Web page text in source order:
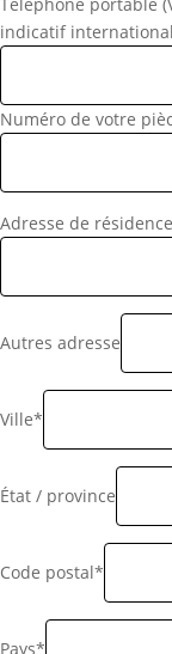
indicatif
Numéro de votre
Adresse de
Autres adresse
Ville*
État / province
Code postal*
Pays*